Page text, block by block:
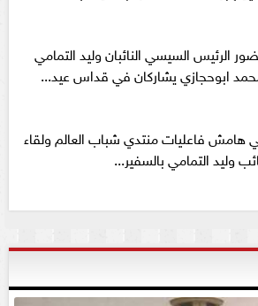
الرئيس السيسي النائبان وليد التمامي
ابوحجازي يشاركان في قداس عيد...
هامش فاعليات منتدي شباب العالم ولقاء
وليد التمامي بالسفير...